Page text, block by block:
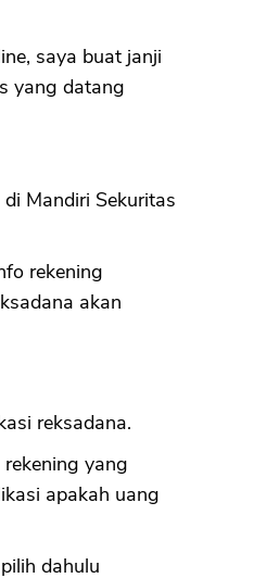
saya buat janji
yang datang
Mandiri Sekuritas
rekening
akan
reksadana.
yang
apakah uang
dahulu